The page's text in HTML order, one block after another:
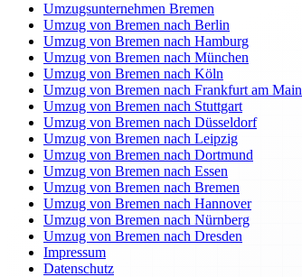
Umzugsunternehmen Bremen
Umzug von Bremen nach Berlin
Umzug von Bremen nach Hamburg
Umzug von Bremen nach München
Umzug von Bremen nach Köln
Umzug von Bremen nach Frankfurt am Main
Umzug von Bremen nach Stuttgart
Umzug von Bremen nach Düsseldorf
Umzug von Bremen nach Leipzig
Umzug von Bremen nach Dortmund
Umzug von Bremen nach Essen
Umzug von Bremen nach Bremen
Umzug von Bremen nach Hannover
Umzug von Bremen nach Nürnberg
Umzug von Bremen nach Dresden
Impressum
Datenschutz